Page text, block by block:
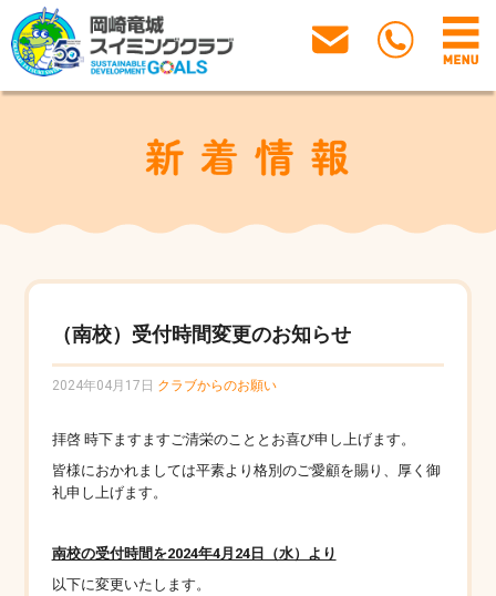
（南校）受付時間変更のお知らせ
2024年04月17日 クラブからのお願い
拝啓 時下ますますご清栄のこととお喜び申し上げます。
皆様におかれましては平素より格別のご愛顧を賜り、厚く御
礼申し上げます。
南校の受付時間を2024年4月24日（水）より
以下に変更いたします。